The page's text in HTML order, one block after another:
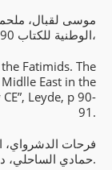
الوطنية للكتاب 1990، ص20،
Fatimids. The
East in the
Leyde, p 90-
91.
حمادي الساحلي، دار الغرب الإسلامي 1994، ص82.